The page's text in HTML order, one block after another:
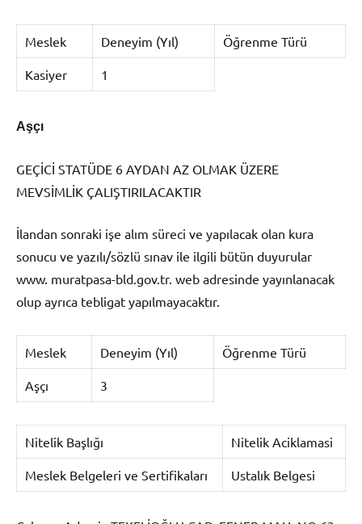
Meslek Deneyim (Yıl) Öğrenme Türü
Kasiyer 1
Aşçı
GEÇİCİ STATÜDE 6 AYDAN AZ OLMAK ÜZERE
MEVSİMLİK ÇALIŞTIRILACAKTIR
İlandan sonraki işe alım süreci ve yapılacak olan kura
sonucu ve yazılı/sözlü sınav ile ilgili bütün duyurular
www. muratpasa-bld.gov.tr. web adresinde yayınlanacak
olup ayrıca tebligat yapılmayacaktır.
Meslek Deneyim (Yıl) Öğrenme Türü
Aşçı 3
Nitelik Başlığı Nitelik Aciklamasi
Meslek Belgeleri ve Sertifikaları Ustalık Belgesi